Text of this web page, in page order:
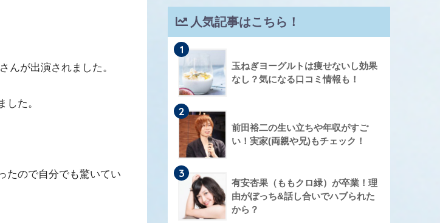
んが出演されました。
た。
たので自分でも驚いてい
人気記事はこちら！
1
玉ねぎヨーグルトは痩せないし効果
なし？気になる口コミ情報も！
2
前田裕二の生い立ちや年収がすご
い！実家(両親や兄)もチェック！
3
有安杏果（ももクロ緑）が卒業！理
由がぼっち&話し合いでハブられた
から？